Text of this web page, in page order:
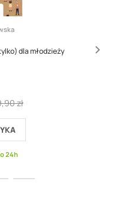
dla młodzieży
zł
24h